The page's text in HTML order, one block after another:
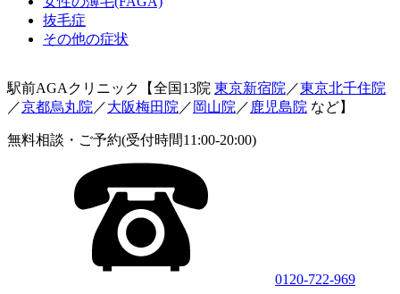
抜毛症
その他の症状
駅前AGAクリニック【全国13院 東京新宿院 ／東京北千住院
／京都烏丸院 ／大阪梅田院 ／ 岡山院 ／ 鹿児島院 など】
無料相談・ご予約(受付時間11:00-20:00)
0120-722-969